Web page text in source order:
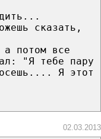
сказать,
а потом все
"Я тебе пару
Я этот
02.03.2013